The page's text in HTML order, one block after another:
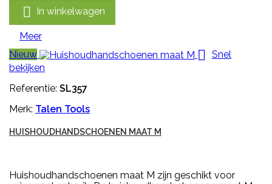
 In winkelwagen
Meer
Nieuw
 Snel
bekijken
Referentie: SL357
Merk: Talen Tools
HUISHOUDHANDSCHOENEN MAAT M
Huishoudhandschoenen maat M zijn geschikt voor